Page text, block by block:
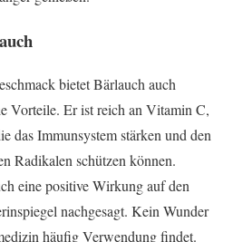
bietet Bärlauch auch
Vorteile. Er ist reich an Vitamin C,
das Immunsystem stärken und den
Radikalen schützen können.
eine positive Wirkung auf den
nachgesagt. Kein Wunder
häufig Verwendung findet.